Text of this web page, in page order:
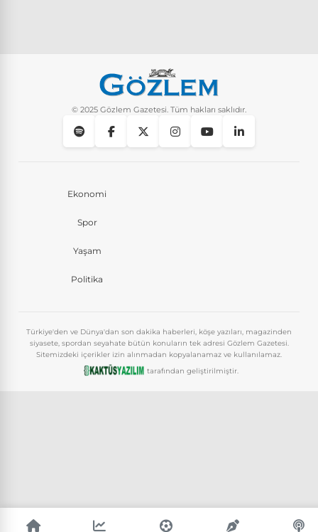
Instagram’da keşfet nasıl temizlenir?
© 2025 Gözlem Gazetesi. Tüm hakları saklıdır.
Ekonomi
Spor
Yaşam
Politika
Türkiye'den ve Dünya'dan son dakika haberleri, köşe yazıları, magazinden
siyasete, spordan seyahate bütün konuların tek adresi Gözlem Gazetesi.
Sitemizdeki içerikler izin alınmadan kopyalanamaz ve kullanılamaz.
tarafından geliştirilmiştir.